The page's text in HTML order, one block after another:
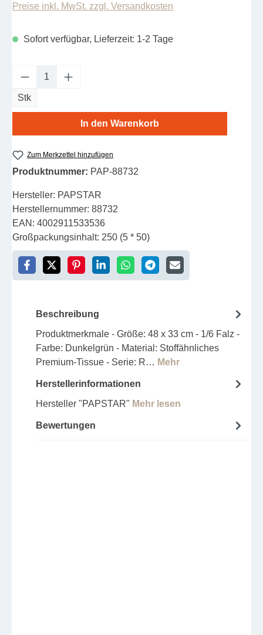
Preise inkl. MwSt. zzgl. Versandkosten
Sofort verfügbar, Lieferzeit: 1-2 Tage
Produkt Anzahl: Gib den gewünschten
Stk
In den Warenkorb
Zum Merkzettel hinzufügen
Produktnummer: PAP-88732
Hersteller: PAPSTAR
Herstellernummer: 88732
EAN: 4002911533536
Großpackungsinhalt: 250 (5 * 50)
Beschreibung
Produktmerkmale - Größe: 48 x 33 cm - 1/6 Falz -
Farbe: Dunkelgrün - Material: Stoffähnliches
Premium-Tissue - Serie: R… Mehr
Herstellerinformationen
Hersteller "PAPSTAR" Mehr lesen
Bewertungen